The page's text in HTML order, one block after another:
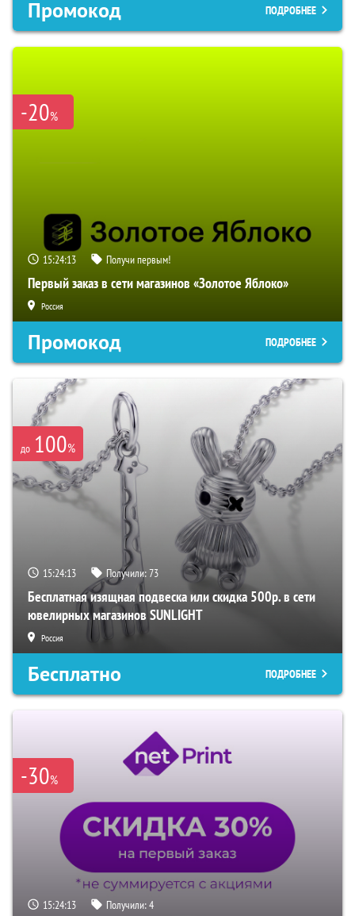
Промокод ПОДРОБНЕЕ
-20%
15:24:12 Получи первым!
Первый заказ в сети магазинов «Золотое Яблоко»
Россия
Промокод ПОДРОБНЕЕ
до 100%
15:24:12 Получили:73
Бесплатная изящная подвеска или скидка 500р. в сети
ювелирных магазинов SUNLIGHT
Россия
Бесплатно ПОДРОБНЕЕ
-30%
15:24:12 Получили:4